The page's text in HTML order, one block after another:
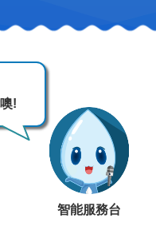
!
智能服務台